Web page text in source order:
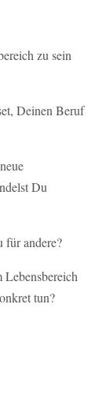
zu sein
Deinen Beruf
Du
für andere?
Lebensbereich
tun?